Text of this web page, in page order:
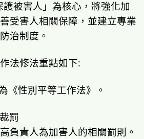
護被害人」為核心，將強化加
受害人相關保障，並建立專業
治制度。
法修法重點如下:
《性別平等工作法》。
罰
負責人為加害人的相關罰則。